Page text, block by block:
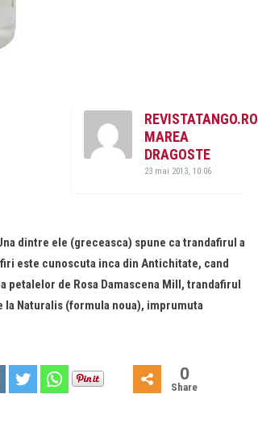
REVISTATANGO.RO
MAREA
DRAGOSTE
23 mai 2013, 10:06
dintre ele (greceasca) spune ca trandafirul a
este cunoscuta inca din Antichitate, cand
de Rosa Damascena Mill, trandafirul
Naturalis (formula noua), imprumuta
0
Share